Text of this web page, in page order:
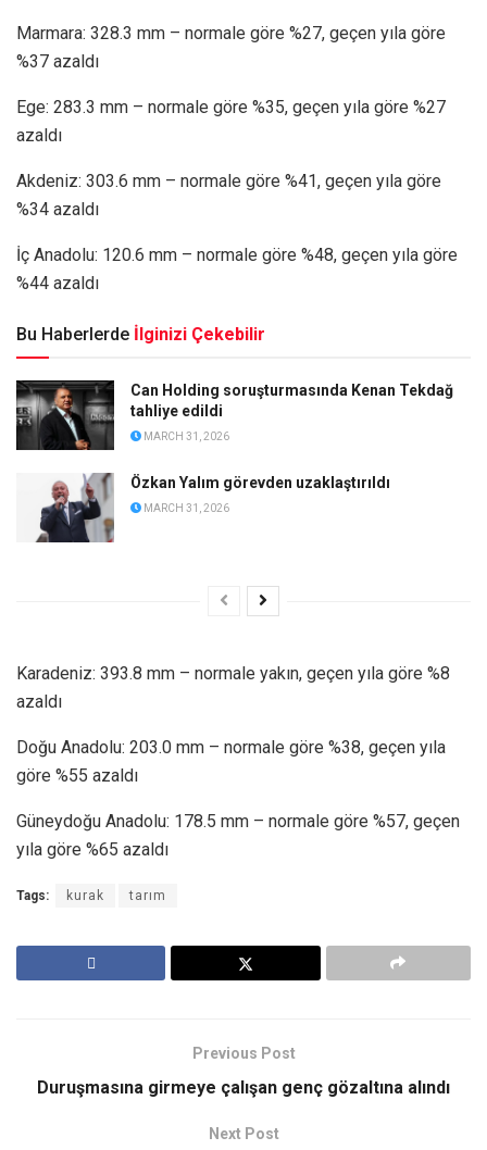
Marmara: 328.3 mm – normale göre %27, geçen yıla göre
%37 azaldı
Ege: 283.3 mm – normale göre %35, geçen yıla göre %27
azaldı
Akdeniz: 303.6 mm – normale göre %41, geçen yıla göre
%34 azaldı
İç Anadolu: 120.6 mm – normale göre %48, geçen yıla göre
%44 azaldı
Bu Haberlerde İlginizi Çekebilir
Can Holding soruşturmasında Kenan Tekdağ
tahliye edildi
MARCH 31, 2026
Özkan Yalım görevden uzaklaştırıldı
MARCH 31, 2026
Karadeniz: 393.8 mm – normale yakın, geçen yıla göre %8
azaldı
Doğu Anadolu: 203.0 mm – normale göre %38, geçen yıla
göre %55 azaldı
Güneydoğu Anadolu: 178.5 mm – normale göre %57, geçen
yıla göre %65 azaldı
Tags: kurak tarım
Previous Post
Duruşmasına girmeye çalışan genç gözaltına alındı
Next Post